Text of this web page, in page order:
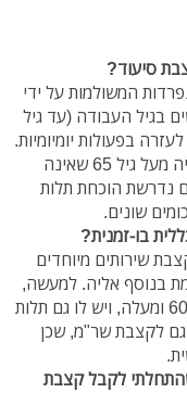
סיעוד?
המשולמות על ידי
בגיל העבודה (עד גיל
הזקוקים לעזרה בפעולות יומיומיות.
קצבת סיעוד, לעומת זאת, מיועדת לאוכלוסייה מעל גיל 65 שאינה
נדרשת הוכחת תלות
שונים.
בו-זמנית?
שירותים מיוחדים
בנוסף אליה. למעשה,
מי שמקבל קצבת נכות כללית ונכותו היא 60% ומעלה, ויש לו גם תלות
גם לקצבת שר"מ, שכן
לקבל קצבת